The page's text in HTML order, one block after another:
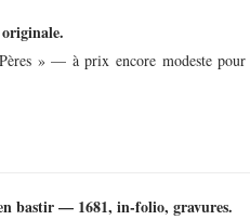
» — à prix encore modeste
bastir — 1681, in-folio, gravures.